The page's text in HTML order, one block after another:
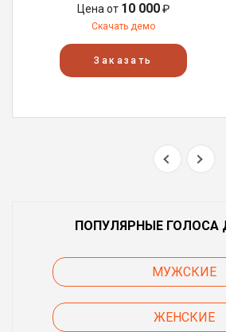
Цена от 10 000₽
Скачать демо
Заказать
ПОПУЛЯРНЫЕ ГОЛОСА
МУЖСКИЕ
ЖЕНСКИЕ